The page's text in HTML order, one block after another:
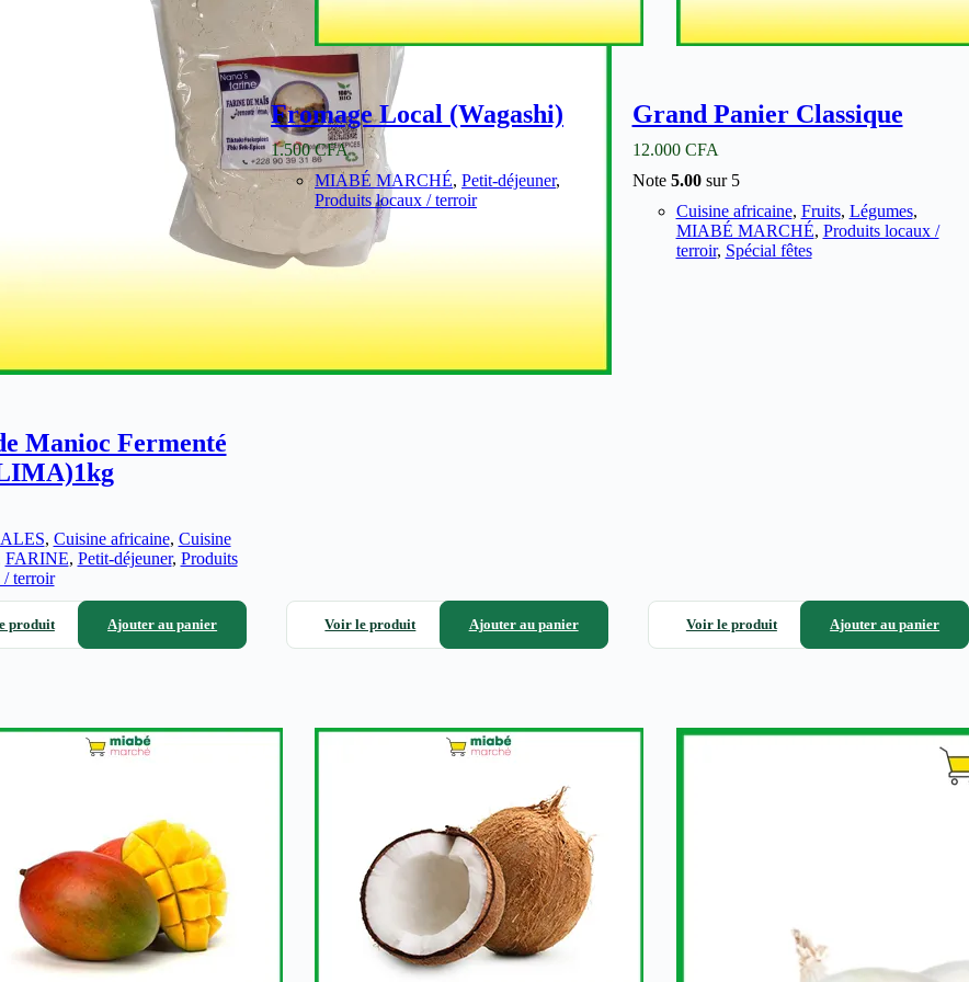
Manioc Fermenté
, Cuisine africaine, Cuisine
FARINE, Petit-déjeuner, Produits
/ terroir
produit Ajouter au panier
Fromage Local (Wagashi)
1.500CFA
MIABÉ MARCHÉ, Petit-déjeuner,
Produits locaux / terroir
Voir le produit Ajouter au panier
Grand Panier Classique
12.000 CFA
Note 5.00sur 5
Cuisine africaine, Fruits, Légumes,
MIABÉ MARCHÉ, Produits locaux /
terroir, Spécial fêtes
Voir le produit Ajouter au panier